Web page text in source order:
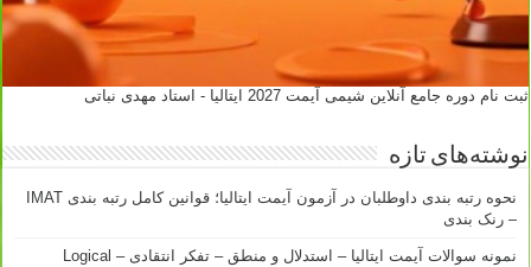
ثبت نام دوره جامع آنلاین شیمی آیمت 2027 ایتالیا - استاد مهدی نباتی
نوشته‌های تازه
نحوه رتبه بندی داوطلبان در آزمون آیمت ایتالیا؛ قوانین کامل رتبه بندی IMAT
– رنک بندی
نمونه سوالات آیمت ایتالیا – استدلال و منطق – تفکر انتقادی – Logical